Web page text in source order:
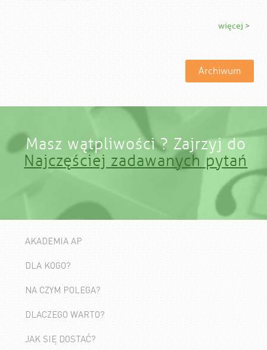
więcej >
Archiwum
Masz wątpliwości ? Zajrzyj do
Najczęściej zadawanych pytań
AKADEMIA AP
DLA KOGO?
NA CZYM POLEGA?
DLACZEGO WARTO?
JAK SIĘ DOSTAĆ?